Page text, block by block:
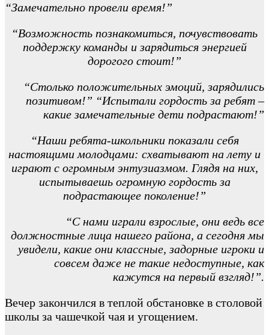
“Замечательно провели время!”
“Возможность познакомиться, почувствовать
поддержку команды и зарядиться энергией
дорогого стоит!”
“Столько положительных эмоций, зарядились
позитивом!” “Испытали гордость за ребят –
какие замечательные дети подрастают!”
“Наши ребята-школьники показали себя
настоящими молодцами: схватывают на лету и
играют с огромным энтузиазмом. Глядя на них,
испытываешь огромную гордость за
подрастающее поколение!”
“С нами играли взрослые, они ведь все
должностные лица нашего района, а сегодня мы
увидели, какие они классные, задорные игроки и
совсем даже не такие недоступные, как
кажутся на первый взгляд!”.
Вечер закончился в теплой обстановке в столовой
школы за чашечкой чая и угощением.